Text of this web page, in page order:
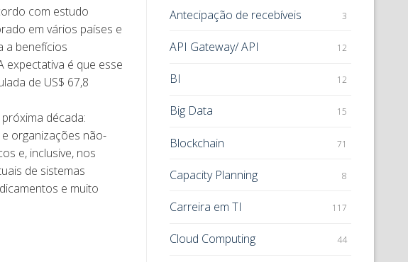
com estudo
em vários países e
a benefícios
expectativa é que esse
de US$ 67,8
década:
organizações não-
e, inclusive, nos
de sistemas
e muito
Antecipação de recebíveis 3
API Gateway/ API 12
BI 12
Big Data 15
Blockchain 71
Capacity Planning 8
Carreira em TI 117
Cloud Computing 44